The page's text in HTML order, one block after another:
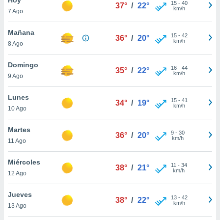
en
más
nuestra
de
cookies
aceptar
7 Ago
37° / 22° 15- 40
km/h
Mañana
8 Ago
36° / 20° 15- 42
km/h
Domingo
9 Ago
35° / 22° 16- 44
km/h
Lunes
10 Ago
34° / 19° 15- 41
km/h
Martes
11 Ago
36° / 20° 9- 30
km/h
Miércoles
12 Ago
38° / 21° 11 - 34
km/h
Jueves
13 Ago
38° / 22° 13- 42
km/h